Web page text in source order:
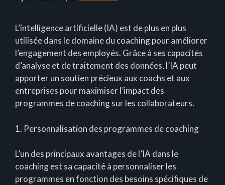
L’intelligence artificielle (IA) est de plus en plus
utilisée dans le domaine du coaching pour améliorer
l’engagement des employés. Grâce à ses capacités
d’analyse et de traitement des données, l’IA peut
apporter un soutien précieux aux coachs et aux
entreprises pour maximiser l’impact des
programmes de coaching sur les collaborateurs.
1. Personnalisation des programmes de coaching
L’un des principaux avantages de l’IA dans le
coaching est sa capacité à personnaliser les
programmes en fonction des besoins spécifiques de